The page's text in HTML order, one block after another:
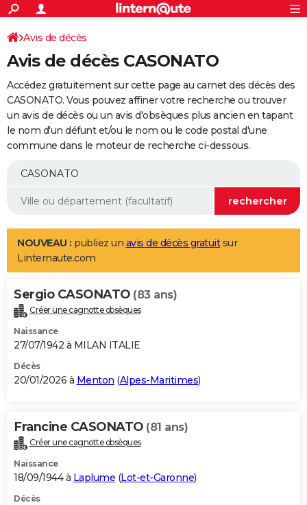
ACTUALITÉS
Politique
Société
Faits Divers
Education
Monde
Villes
+
SPORT
Coupe du monde 2026
Football
Tennis
Cyclisme
Rugby
Forum
Programme TV
TNT
Streaming
Cinéma
Sorties cinéma
Musique
+
FINANCE
Impôts
Immobilier
Risques naturels par ville
Banque
Assurance
Crédit
AUTO
Essais
Réserver un essai
Citadines
Berlines
SUV
Forum auto
+
Mobiles
Meilleur smartphone
Internet
Ordinateurs
Jeux vidéo
Guide high-tech
Aménagement intérieur
LIFESTYLE
Art de vivre
Bien-être
Loisirs
Mode
Modes de vie
Alimentation
Guide de la santé
Maladies
Médicaments
Sommeil
VOYAGE
Destinations
City break
Voyage nature
Voyage de noces
Forum
Climat
+PHOTO
GUIDES D'ACHAT
BONS PLANS
Carte de Noël
Carte Bonne année
Carte Saint-Valentin
Carte Pâques
Carte d'anniversaire
DICTIONNAIRE
Dictionnaire
Biographies
Citations
Expressions
Proverbes
PROGRAMME TV
Avis de décès
Avis de décès CASONATO
Accédez gratuitement sur cette page au carnet des décès des
CASONATO. Vous pouvez affiner votre recherche ou trouver
un avis de décès ou un avis d'obsèques plus ancien en tapant
le nom d'un défunt et/ou le nom ou le code postal d'une
commune dans le moteur de recherche ci-dessous.
NOUVEAU : publiez un avis de décès gratuitsur
Linternaute.com
Sergio CASONATO (83 ans)
Créer une cagnotte obsèques
Naissance
27/07/1942 à MILAN ITALIE
Décès
20/01/2026 à Menton (Alpes-Maritimes)
Francine CASONATO (81 ans)
Créer une cagnotte obsèques
Naissance
18/09/1944 à Laplume (Lot-et-Garonne)
Décès